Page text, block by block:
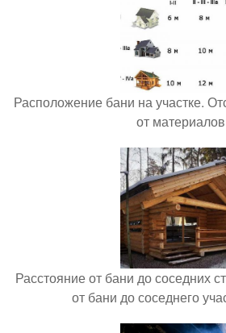
Расположение бани на участке.
от материалов
Расстояние от бани до соседних
от бани до соседнего